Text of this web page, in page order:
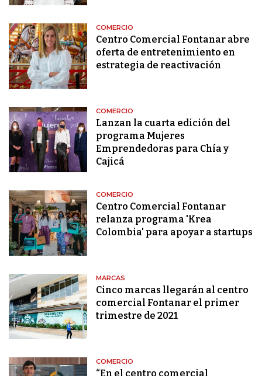
COMERCIO
Centro Comercial Fontanar abre
oferta de entretenimiento en
estrategia de reactivación
COMERCIO
Lanzan la cuarta edición del
programa Mujeres
Emprendedoras para Chía y
Cajicá
COMERCIO
Centro Comercial Fontanar
relanza programa 'Krea
Colombia' para apoyar a startups
MARCAS
Cinco marcas llegarán al centro
comercial Fontanar el primer
trimestre de 2021
COMERCIO
“En el centro comercial